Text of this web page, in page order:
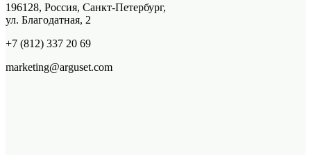
196128, Россия, Санкт-Петербург,
ул. Благодатная, 2
+7 (812) 337 20 69
marketing@arguset.com